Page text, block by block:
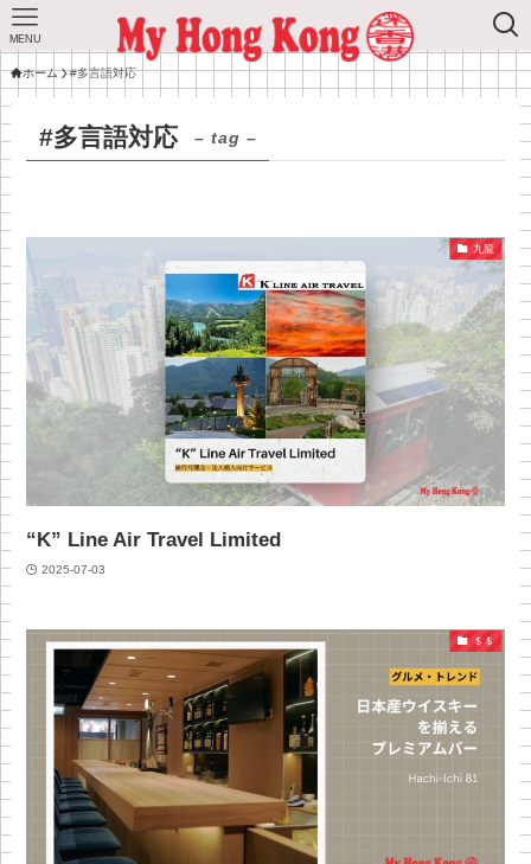
MENU
ホーム #多言語対応
#多言語対応 – tag –
九龍
“K” Line Air Travel Limited
2025-07-03
＄＄